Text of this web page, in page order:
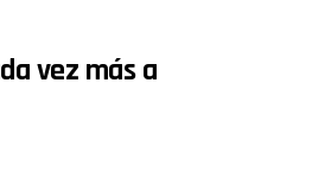
vez más a